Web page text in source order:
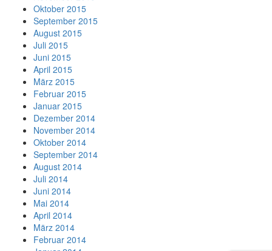
Oktober 2015
September 2015
August 2015
Juli 2015
Juni 2015
April 2015
März 2015
Februar 2015
Januar 2015
Dezember 2014
November 2014
Oktober 2014
September 2014
August 2014
Juli 2014
Juni 2014
Mai 2014
April 2014
März 2014
Februar 2014